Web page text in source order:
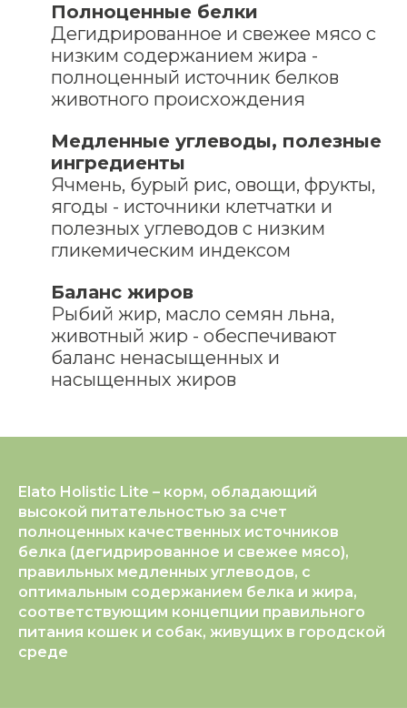
Полноценные белки
Дегидрированное и свежее мясо с
низким содержанием жира -
полноценный источник белков
животного происхождения
Медленные углеводы, полезные
ингредиенты
Ячмень, бурый рис, овощи, фрукты,
ягоды - источники клетчатки и
полезных углеводов с низким
гликемическим индексом
Баланс жиров
Рыбий жир, масло семян льна,
животный жир - обеспечивают
баланс ненасыщенных и
насыщенных жиров
Elato Holistic Lite – корм, обладающий
высокой питательностью за счет
полноценных качественных источников
белка (дегидрированное и свежее мясо),
правильных медленных углеводов, с
оптимальным содержанием белка и жира,
соответствующим концепции правильного
питания кошек и собак, живущих в городской
среде